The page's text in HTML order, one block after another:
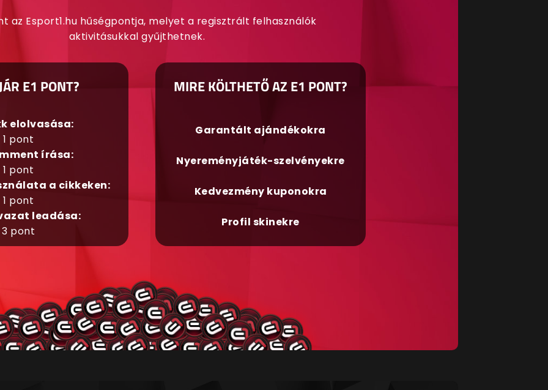
az Esport1.hu hűségpontja, melyet a regisztrált felhasználók
aktivitásukkal gyűjthetnek.
E1 PONT?
elolvasása:
1 pont
írása:
1 pont
a cikkeken:
1 pont
leadása:
3 pont
MIRE KÖLTHETŐ AZ E1 PONT?
Garantált ajándékokra
Nyereményjáték-szelvényekre
Kedvezmény kuponokra
Profil skinekre